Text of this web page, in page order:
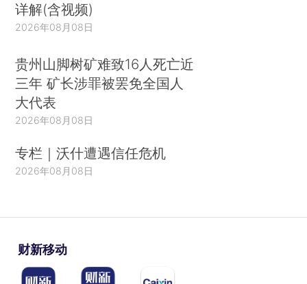
详解(含视频)
2026年08月08日
贵州山脚树矿难致16人死亡近
三年 矿长涉罪被罢免全国人
大代表
2026年08月08日
专栏｜沃什遭遇信任危机
2026年08月08日
财新移动